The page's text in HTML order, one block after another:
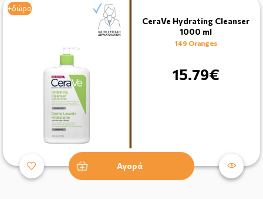
+δώρο
CeraVe Hydrating Cleanser
1000 ml
149 Oranges
15.79€
Αγορά